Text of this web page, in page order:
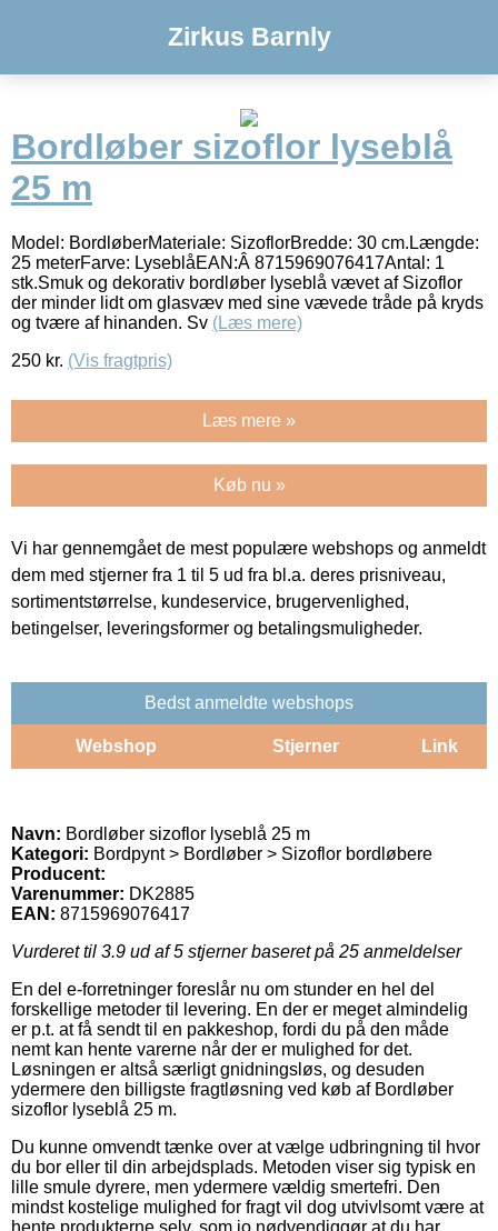
Zirkus Barnly
Bordløber sizoflor lyseblå
25 m
Model: BordløberMateriale: SizoflorBredde: 30 cm.Længde:
25 meterFarve: LyseblåEAN:Â 8715969076417Antal: 1
stk.Smuk og dekorativ bordløber lyseblå vævet af Sizoflor
der minder lidt om glasvæv med sine vævede tråde på kryds
og tvære af hinanden. Sv (Læs mere)
250 kr. (Vis fragtpris)
Læs mere »
Køb nu »
Vi har gennemgået de mest populære webshops og anmeldt
dem med stjerner fra 1 til 5 ud fra bl.a. deres prisniveau,
sortimentstørrelse, kundeservice, brugervenlighed,
betingelser, leveringsformer og betalingsmuligheder.
Bedst anmeldte webshops
Webshop Stjerner Link
Navn: Bordløber sizoflor lyseblå 25 m
Kategori: Bordpynt > Bordløber > Sizoflor bordløbere
Producent:
Varenummer: DK2885
EAN: 8715969076417
Vurderet til 3.9 ud af 5 stjerner baseret på 25 anmeldelser
En del e-forretninger foreslår nu om stunder en hel del
forskellige metoder til levering. En der er meget almindelig
er p.t. at få sendt til en pakkeshop, fordi du på den måde
nemt kan hente varerne når der er mulighed for det.
Løsningen er altså særligt gnidningsløs, og desuden
ydermere den billigste fragtløsning ved køb af Bordløber
sizoflor lyseblå 25 m.
Du kunne omvendt tænke over at vælge udbringning til hvor
du bor eller til din arbejdsplads. Metoden viser sig typisk en
lille smule dyrere, men ydermere vældig smertefri. Den
mindst kostelige mulighed for fragt vil dog utvivlsomt være at
hente produkterne selv, som jo nødvendiggør at du har